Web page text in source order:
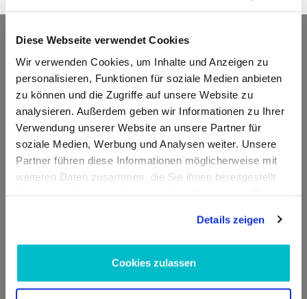
Diese Webseite verwendet Cookies
Wir verwenden Cookies, um Inhalte und Anzeigen zu
personalisieren, Funktionen für soziale Medien anbieten
zu können und die Zugriffe auf unsere Website zu
analysieren. Außerdem geben wir Informationen zu Ihrer
Verwendung unserer Website an unsere Partner für
soziale Medien, Werbung und Analysen weiter. Unsere
Partner führen diese Informationen möglicherweise mit
weiteren Daten zusammen, die Sie ihnen bereitgestellt
Details zeigen
Cookies zulassen
Kontakt
ADDED VALUE Unlimited GmbH
Fritz-Müller-Str. 100
73730 Esslingen am Neckar
Deutschland
E-Mail:info@moto100.de
Sicher einkaufen